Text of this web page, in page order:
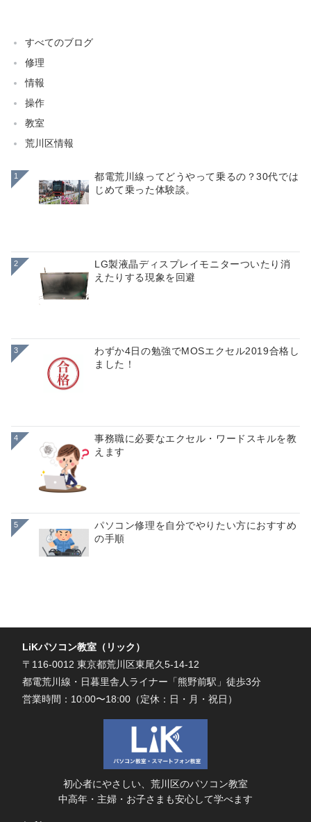
すべてのブログ
修理
情報
操作
教室
荒川区情報
1
都電荒川線ってどうやって乗るの？30代では
じめて乗った体験談。
2
LG製液晶ディスプレイモニターついたり消
えたりする現象を回避
3
わずか4日の勉強でMOSエクセル2019合格し
ました！
4
事務職に必要なエクセル・ワードスキルを教
えます
5
パソコン修理を自分でやりたい方におすすめ
の手順
LiKパソコン教室（リック）
〒116-0012 東京都荒川区東尾久5-14-12
都電荒川線・日暮里舎人ライナー「熊野前駅」徒歩3分
営業時間：10:00〜18:00（定休：日・月・祝日）
初心者にやさしい、荒川区のパソコン教室
中高年・主婦・お子さまも安心して学べます